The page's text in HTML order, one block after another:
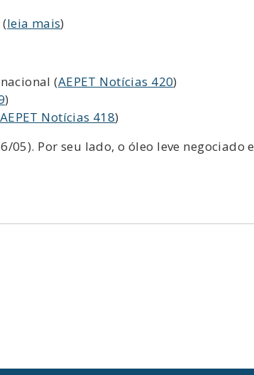
leia mais)
(AEPET Notícias 420)
)
AEPET Notícias 418)
05). Por seu lado, o óleo leve negociado